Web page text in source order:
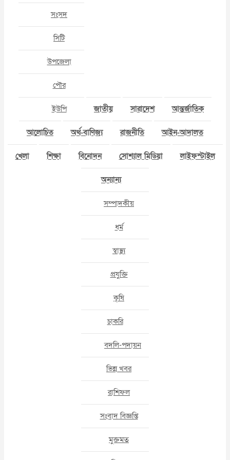
সংসদ
সিটি
উপজেলা
পৌর
ইউপি জাতীয় সারাদেশ আন্তর্জাতিক
আলোচিত অর্থ-বাণিজ্য রাজনীতি আইন-আদালত
খেলা শিক্ষা বিনোদন সোশ্যাল মিডিয়া লাইফস্টাইল
অন্যান্য
সম্পাদকীয়
ধর্ম
স্বাস্থ্য
প্রযুক্তি
কৃষি
চাকরি
বদলি-পদায়ন
ভিন্ন খবর
রাশিফল
সংবাদ বিজ্ঞপ্তি
মুক্তমত